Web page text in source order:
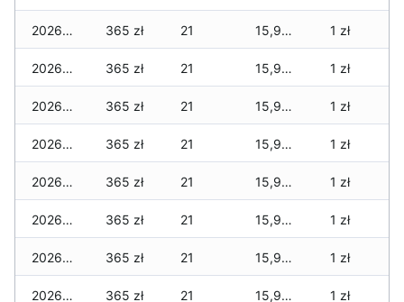
2026-02-10 365 zł 21 15,995 zł 1 zł
2026-02-09 365 zł 21 15,995 zł 1 zł
2026-02-08 365 zł 21 15,995 zł 1 zł
2026-02-07 365 zł 21 15,990 zł 1 zł
2026-02-06 365 zł 21 15,965 zł 1 zł
2026-02-05 365 zł 21 15,965 zł 1 zł
2026-02-04 365 zł 21 15,965 zł 1 zł
2026-02-03 365 zł 21 15,960 zł 1 zł